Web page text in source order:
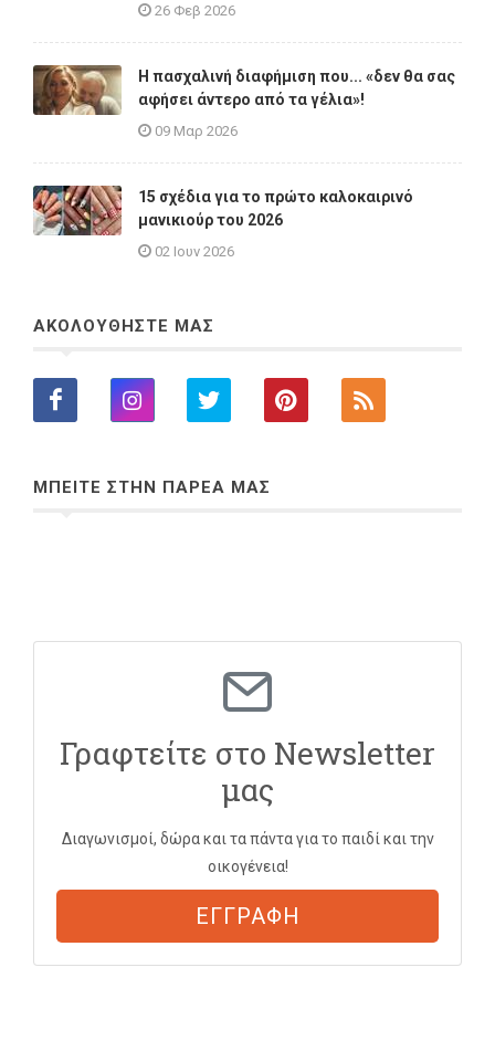
26 Φεβ 2026
Η πασχαλινή διαφήμιση που... «δεν θα σας
αφήσει άντερο από τα γέλια»!
09 Μαρ 2026
15 σχέδια για το πρώτο καλοκαιρινό
μανικιούρ του 2026
02 Ιουν 2026
ΑΚΟΛΟΥΘΗΣΤΕ ΜΑΣ
ΜΠΕΙΤΕ ΣΤΗΝ ΠΑΡΕΑ ΜΑΣ
Γραφτείτε στο Newsletter
μας
Διαγωνισμοί, δώρα και τα πάντα για το παιδί και την
οικογένεια!
ΕΓΓΡΑΦΗ